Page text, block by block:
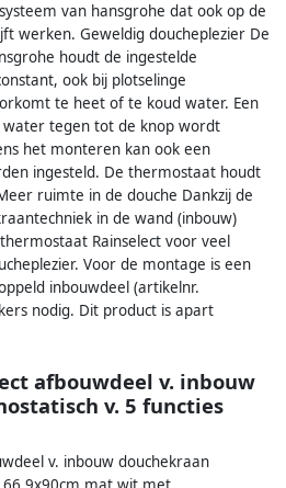
van hansgrohe dat ook op de
werken. Geweldig doucheplezier De
houdt de ingestelde
ook bij plotselinge
te heet of te koud water. Een
tegen tot de knop wordt
het monteren kan ook een
ingesteld. De thermostaat houdt
ruimte in de douche Dankzij de
in de wand (inbouw)
Rainselect voor veel
Voor de montage is een
inbouwdeel (artikelnr.
nodig. Dit product is apart
afbouwdeel v. inbouw
v. 5 functies
v. inbouw douchekraan